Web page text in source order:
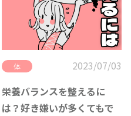
体
2023/07/03
栄養バランスを整えるに
は？好き嫌いが多くてもで